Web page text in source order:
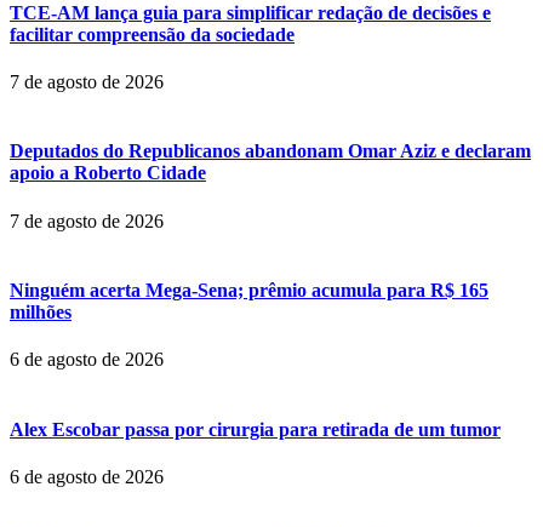
TCE-AM lança guia para simplificar redação de decisões e
facilitar compreensão da sociedade
7 de agosto de 2026
Deputados do Republicanos abandonam Omar Aziz e declaram
apoio a Roberto Cidade
7 de agosto de 2026
Ninguém acerta Mega-Sena; prêmio acumula para R$ 165
milhões
6 de agosto de 2026
Alex Escobar passa por cirurgia para retirada de um tumor
6 de agosto de 2026